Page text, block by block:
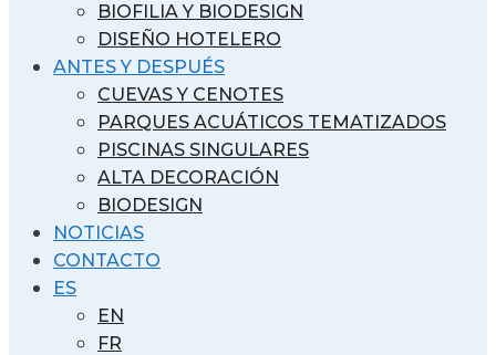
BIOFILIA Y BIODESIGN
DISEÑO HOTELERO
ANTES Y DESPUÉS
CUEVAS Y CENOTES
PARQUES ACUÁTICOS TEMATIZADOS
PISCINAS SINGULARES
ALTA DECORACIÓN
BIODESIGN
NOTICIAS
CONTACTO
ES
EN
FR